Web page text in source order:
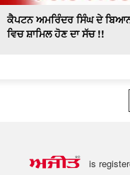
ਕੈਪਟਨ ਅਮਰਿੰਦਰ ਸਿੰਘ ਦੇ
ਵਿਚ ਸ਼ਾਮਿਲ ਹੋਣ ਦਾ ਸੱਚ !!
is